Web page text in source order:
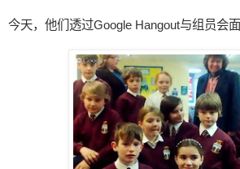
今天，他们透过Google Hangout与组员会